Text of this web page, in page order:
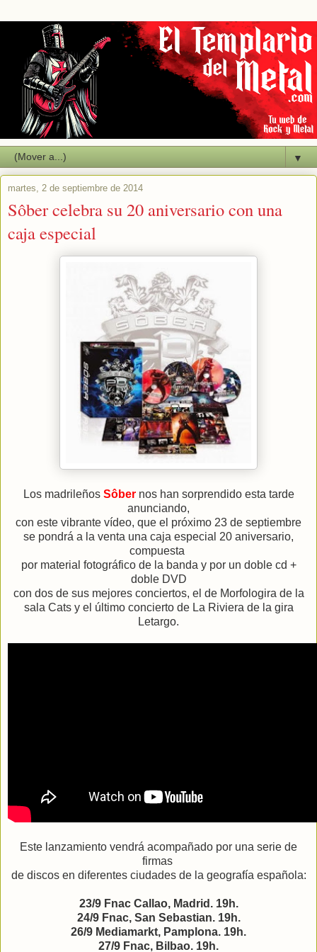
▼
martes, 2 de septiembre de 2014
Sôber celebra su 20 aniversario con una
caja especial
Los madrileños Sôbernos han sorprendido esta tarde
anunciando,
con este vibrante vídeo, que el próximo 23 de septiembre
se pondrá a la venta una caja especial 20 aniversario,
compuesta
por material fotográfico de la banda y por un doble cd +
doble DVD
con dos de sus mejores conciertos, el de Morfologira de la
sala Cats y el último concierto de La Riviera de la gira
Letargo.
Este lanzamiento vendrá acompañado por una serie de
firmas
de discos en diferentes ciudades de la geografía española:
23/9 Fnac Callao, Madrid. 19h.
24/9 Fnac, San Sebastian. 19h.
26/9 Mediamarkt, Pamplona. 19h.
27/9 Fnac, Bilbao. 19h.